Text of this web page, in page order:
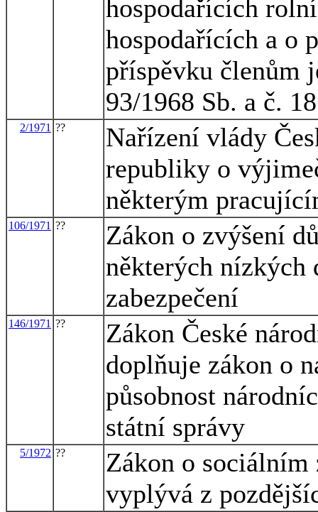
hospodařících
hospodařících a o
příspěvku členům
93/1968 Sb. a č.
2/1971 ??
Nařízení vlády
republiky o
některým
106/1971 ??
Zákon o zvýšení
některých nízkých
zabezpečení
146/1971 ??
Zákon České
doplňuje zákon o
působnost
státní správy
5/1972 ??
Zákon o sociálním
vyplývá z